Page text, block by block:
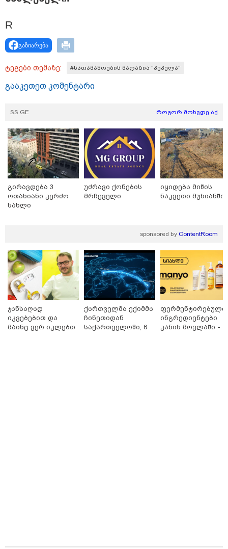
მნიშვნელოვანი ინფორმაცია
უკეთესი ცხოვრებისათვის" FIFA-ს 2026 წლის
R
გაზიარება
ტეგები თემაზე: #სათამაშოების მაღაზია "პეპელა"
გააკეთეთ კომენტარი
SS.GE როგორ მოხვდე აქ
გირავდება 3
ოთახიანი კერძო
სახლი
უძრავი ქონების
მრჩეველი
იყიდება მიწის
ნაკვეთი მუხიანში
sponsored by ContentRoom
ჯანსაღად
იკვებებით და
მაინც ვერ იკლებთ
ქართველმა ექიმმა
ჩინეთიდან
საქართველოში, 6
ფერმენტირებული
ინგრედიენტები
კანის მოვლაში -